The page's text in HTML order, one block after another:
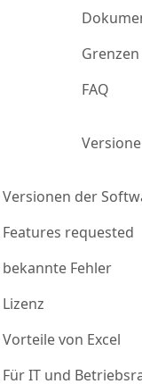
FAQ
Versionen der
Features requested
bekannte Fehler
Lizenz
Vorteile von Excel
Für IT und